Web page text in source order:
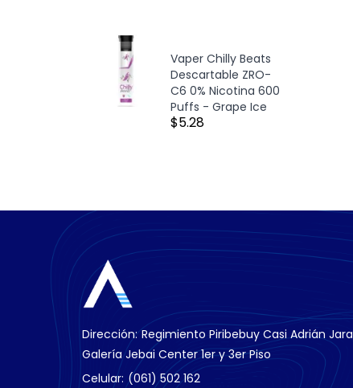
Vaper Chilly Beats
Descartable ZRO-
C6 0% Nicotina 600
Puffs - Grape Ice
$5.28
Dirección: Regimiento Piribebuy Casi Adrián Jara
Galería Jebai Center 1er y 3er Piso
Celular: (061) 502 162